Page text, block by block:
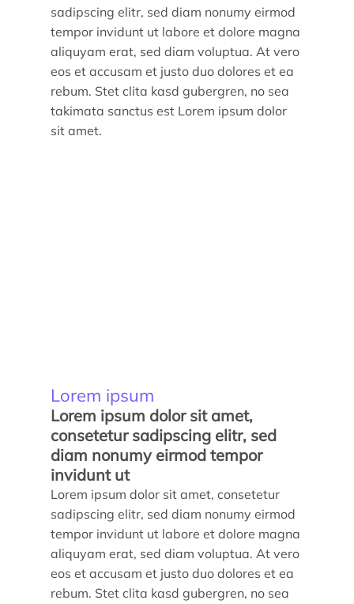
sadipscing elitr, sed diam nonumy eirmod
tempor invidunt ut labore et dolore magna
aliquyam erat, sed diam voluptua. At vero
eos et accusam et justo duo dolores et ea
rebum. Stet clita kasd gubergren, no sea
takimata sanctus est Lorem ipsum dolor
sit amet.
Lorem ipsum
Lorem ipsum dolor sit amet,
consetetur sadipscing elitr, sed
diam nonumy eirmod tempor
invidunt ut
Lorem ipsum dolor sit amet, consetetur
sadipscing elitr, sed diam nonumy eirmod
tempor invidunt ut labore et dolore magna
aliquyam erat, sed diam voluptua. At vero
eos et accusam et justo duo dolores et ea
rebum. Stet clita kasd gubergren, no sea